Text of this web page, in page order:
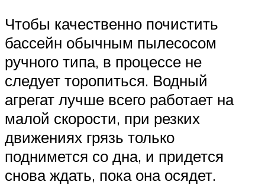
Чтобы качественно почистить
бассейн обычным пылесосом
ручного типа, в процессе не
следует торопиться. Водный
агрегат лучше всего работает на
малой скорости, при резких
движениях грязь только
поднимется со дна, и придется
снова ждать, пока она осядет.